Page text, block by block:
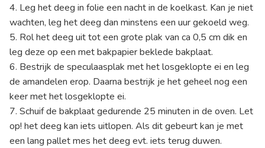
4. Leg het deeg in folie een nacht in de koelkast. Kan je niet
wachten, leg het deeg dan minstens een uur gekoeld weg.
5. Rol het deeg uit tot een grote plak van ca 0,5 cm dik en
leg deze op een met bakpapier beklede bakplaat.
6. Bestrijk de speculaasplak met het losgeklopte ei en leg
de amandelen erop. Daarna bestrijk je het geheel nog een
keer met het losgeklopte ei.
7. Schuif de bakplaat gedurende 25 minuten in de oven. Let
op! het deeg kan iets uitlopen. Als dit gebeurt kan je met
een lang pallet mes het deeg evt. iets terug duwen.